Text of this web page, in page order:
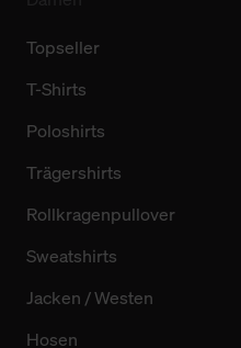
Topseller
T-Shirts
Poloshirts
Trägershirts
Rollkragenpullover
Sweatshirts
Jacken / Westen
Hosen